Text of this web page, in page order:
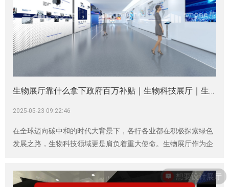
生物展厅靠什么拿下政府百万补贴｜生物科技展厅｜生物医疗展厅
2025-05-23 09:22:46
在全球迈向碳中和的时代大背景下，各行各业都在积极探索绿色
发展之路，生物科技领域更是肩负着重大使命。生物展厅作为企
斩获政府百万补贴？神马文化，作为生物科技展厅设计的领航
者，凭借对ESG理念的深刻洞察与创新实践，为企业开辟出一条